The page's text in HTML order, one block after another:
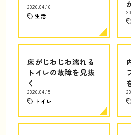
2026.04.16
生活
床がじわじわ濡れる
トイレの故障を見抜
く
2026.04.15
トイレ